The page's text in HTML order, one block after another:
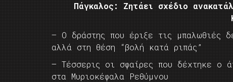
Πάγκαλος: Ζητάει σχέδιο
– Ο δράστης που έριξε τις μπαλωθιές
αλλά στη θέση “βολή κατά ριπάς”
– Τέσσερις οι σφαίρες που δέχτηκε ο
στα Μυριοκέφαλα Ρεθύμνου